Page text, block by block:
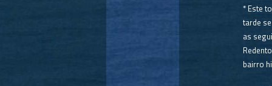
* Este
tarde
as
bairro